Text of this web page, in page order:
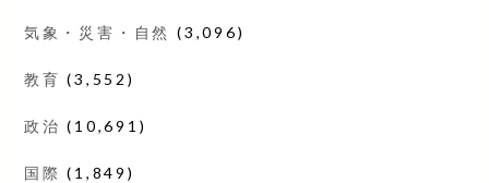
気象・災害・自然 (3,096)
教育 (3,552)
政治 (10,691)
国際 (1,849)